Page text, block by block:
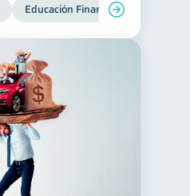
Educación Financiera